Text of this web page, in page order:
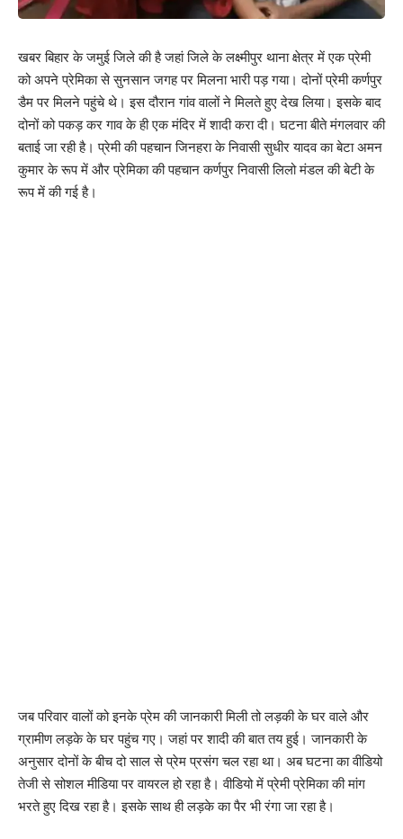
खबर बिहार के जमुई जिले की है जहां जिले के लक्ष्मीपुर थाना क्षेत्र में एक प्रेमी
को अपने प्रेमिका से सुनसान जगह पर मिलना भारी पड़ गया। दोनों प्रेमी कर्णपुर
डैम पर मिलने पहुंचे थे। इस दौरान गांव वालों ने मिलते हुए देख लिया। इसके बाद
दोनों को पकड़ कर गाव के ही एक मंदिर में शादी करा दी। घटना बीते मंगलवार की
बताई जा रही है। प्रेमी की पहचान जिनहरा के निवासी सुधीर यादव का बेटा अमन
कुमार के रूप में और प्रेमिका की पहचान कर्णपुर निवासी लिलो मंडल की बेटी के
रूप में की गई है।
जब परिवार वालों को इनके प्रेम की जानकारी मिली तो लड़की के घर वाले और
ग्रामीण लड़के के घर पहुंच गए। जहां पर शादी की बात तय हुई। जानकारी के
अनुसार दोनों के बीच दो साल से प्रेम प्रसंग चल रहा था। अब घटना का वीडियो
तेजी से सोशल मीडिया पर वायरल हो रहा है। वीडियो में प्रेमी प्रेमिका की मांग
भरते हुए दिख रहा है। इसके साथ ही लड़के का पैर भी रंगा जा रहा है।